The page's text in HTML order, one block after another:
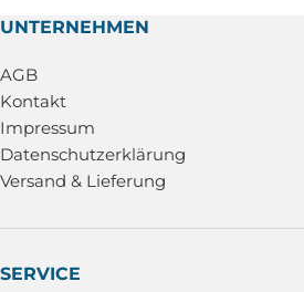
UNTERNEHMEN
AGB
Kontakt
Impressum
Datenschutzerklärung
Versand & Lieferung
SERVICE